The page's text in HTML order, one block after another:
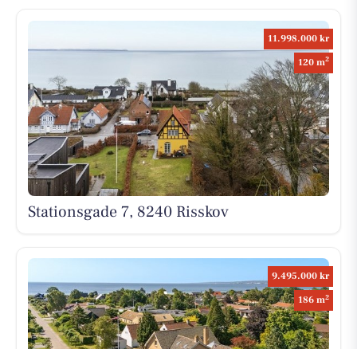
11.998.000 kr
120 m2
Stationsgade 7, 8240 Risskov
9.495.000 kr
186 m2